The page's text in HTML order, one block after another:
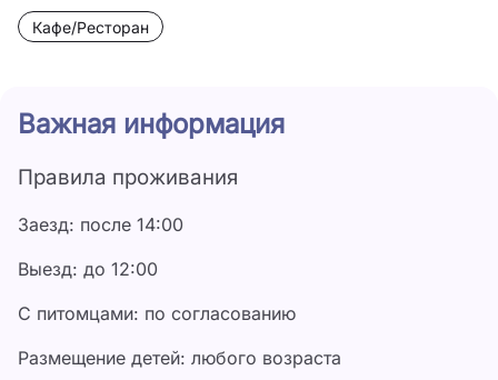
Кафе/Ресторан
Важная информация
Правила проживания
Заезд: после 14:00
Выезд: до 12:00
С питомцами: по согласованию
Размещение детей: любого возраста